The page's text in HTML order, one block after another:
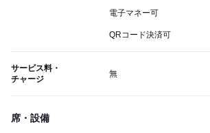
電子マネー可
QRコード決済可
サービス料・
チャージ
無
席・設備